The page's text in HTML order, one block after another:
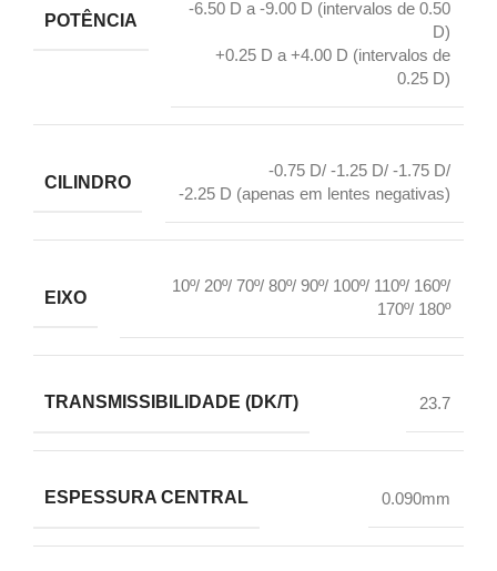
POTÊNCIA
-6.50 D a -9.00 D (intervalos de 0.50
D)
+0.25 D a +4.00 D (intervalos de
0.25 D)
CILINDRO
-0.75 D/ -1.25 D/ -1.75 D/
-2.25 D (apenas em lentes negativas)
EIXO
10º/ 20º/ 70º/ 80º/ 90º/ 100º/ 110º/ 160º/
170º/ 180º
TRANSMISSIBILIDADE (DK/T) 23.7
ESPESSURA CENTRAL 0.090mm